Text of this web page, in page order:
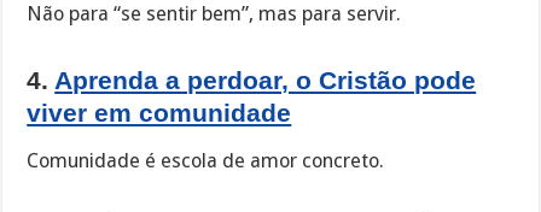
Não para “se sentir bem”, mas para servir.
4. Aprenda a perdoar, o Cristão pode
viver em comunidade
Comunidade é escola de amor concreto.